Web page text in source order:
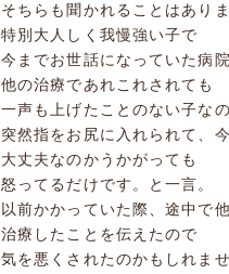
そちらも聞かれることはあり
特別大人しく我慢強い子で
今までお世話になっていた病
他の治療であれこれされても
一声も上げたことのない子な
突然指をお尻に入れられて、
大丈夫なのかうかがっても
怒ってるだけです。と一言。
以前かかっていた際、途中で
治療したことを伝えたので
気を悪くされたのかもしれませ